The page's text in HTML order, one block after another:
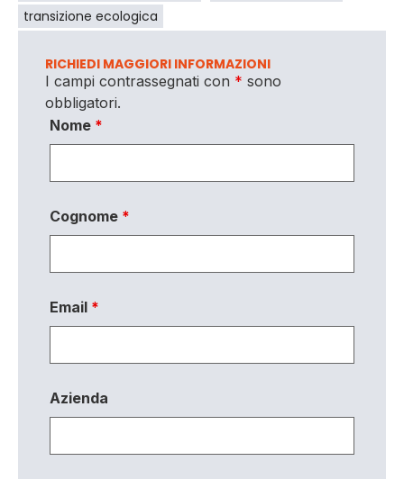
transizione ecologica
RICHIEDI MAGGIORI INFORMAZIONI
I campi contrassegnati con * sono
obbligatori.
Nome *
Cognome *
Email *
Azienda